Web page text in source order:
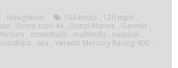
44
, Navigation 104 knots , 120 mph ,
, Donzi Icon 44 , Donzi Marine , Garmin ,
, monohulls , multihulls , nautical ,
, sea , Verado Mercury Racing 400 ,